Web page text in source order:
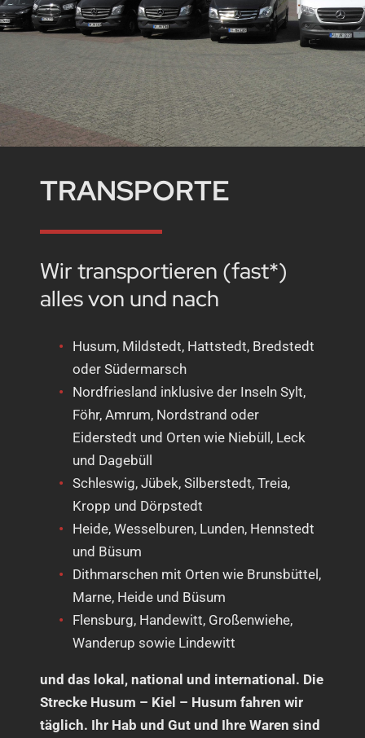
TRANSPORTE
Wir transportieren (fast*)
alles von und nach
Husum, Mildstedt, Hattstedt, Bredstedt
oder Südermarsch
Nordfriesland inklusive der Inseln Sylt,
Föhr, Amrum, Nordstrand oder
Eiderstedt und Orten wie Niebüll, Leck
und Dagebüll
Schleswig, Jübek, Silberstedt, Treia,
Kropp und Dörpstedt
Heide, Wesselburen, Lunden, Hennstedt
und Büsum
Dithmarschen mit Orten wie Brunsbüttel,
Marne, Heide und Büsum
Flensburg, Handewitt, Großenwiehe,
Wanderup sowie Lindewitt
und das lokal, national und international. Die
Strecke Husum – Kiel – Husum fahren wir
täglich. Ihr Hab und Gut und Ihre Waren sind